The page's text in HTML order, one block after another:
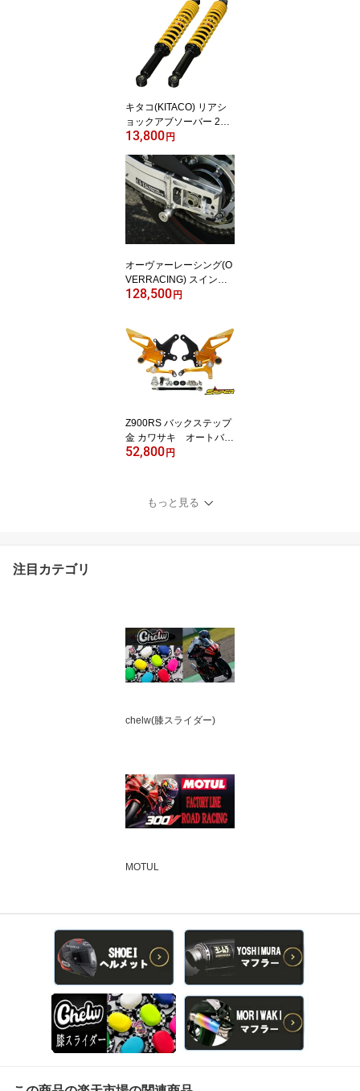
S-SHORT ZERO [クロス
ショート ゼロ] タイプA
NO NINJA ZX-25R
キタコ(KITACO) リアシ
ョックアブソーバー 2本
1セット オイルダンパー
5,JA60) イエロー
13,800円
オーヴァーレーシング(O
VERRACING) スイング
アーム タイプ7 YZF-R25
128,500円
Z900RS バックステップ
金 カワサキ オートバイ
用
52,800円
もっと見る
注目カテゴリ
chelw(膝スライダー)
MOTUL